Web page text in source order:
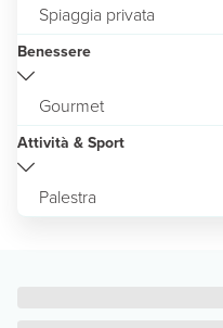
Spiaggia privata
Benessere
Gourmet
Attività & Sport
Palestra